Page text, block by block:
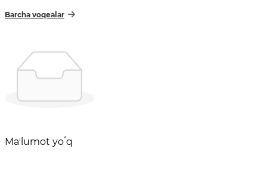
Barcha voqealar
Maʼlumot yoʻq